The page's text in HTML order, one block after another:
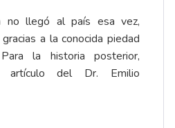
no llegó al país esa vez,
a la conocida piedad
la historia posterior,
artículo del Dr. Emilio